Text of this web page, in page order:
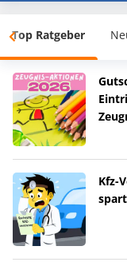
Top Ratgeber
Kfz-